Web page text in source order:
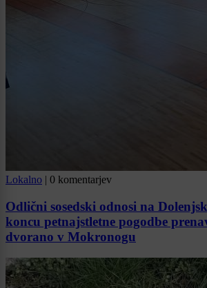
Lokalno | 0 komentarjev
Odlični sosedski odnosi na
koncu petnajstletne pogodbe
dvorano v Mokronogu